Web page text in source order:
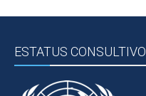
ESTATUS CONSULTIVO